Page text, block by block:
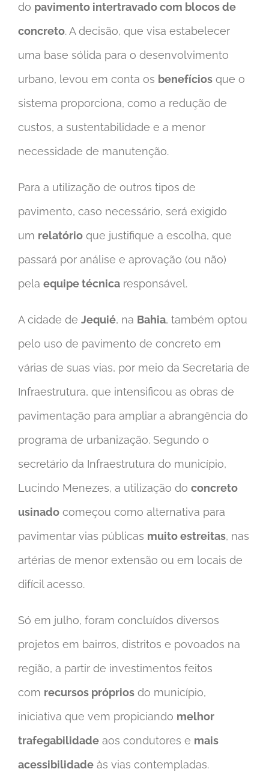
do pavimento intertravado com blocos de
concreto. A decisão, que visa estabelecer
uma base sólida para o desenvolvimento
urbano, levou em conta os benefícios que o
sistema proporciona, como a redução de
custos, a sustentabilidade e a menor
necessidade de manutenção.
Para a utilização de outros tipos de
pavimento, caso necessário, será exigido
um relatório que justifique a escolha, que
passará por análise e aprovação (ou não)
pela equipe técnica responsável.
A cidade de Jequié, na Bahia, também optou
pelo uso de pavimento de concreto em
várias de suas vias, por meio da Secretaria de
Infraestrutura, que intensificou as obras de
pavimentação para ampliar a abrangência do
programa de urbanização. Segundo o
secretário da Infraestrutura do município,
Lucindo Menezes, a utilização do concreto
usinado começou como alternativa para
pavimentar vias públicas muito estreitas, nas
artérias de menor extensão ou em locais de
difícil acesso.
Só em julho, foram concluídos diversos
projetos em bairros, distritos e povoados na
região, a partir de investimentos feitos
com recursos próprios do município,
iniciativa que vem propiciando melhor
trafegabilidade aos condutores e mais
acessibilidade às vias contempladas.